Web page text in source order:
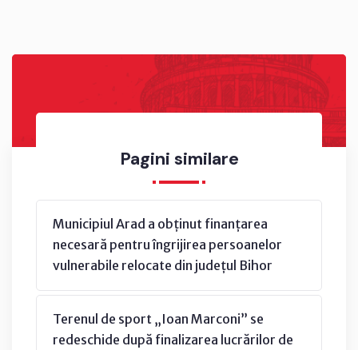
Pagini similare
Municipiul Arad a obținut finanțarea
necesară pentru îngrijirea persoanelor
vulnerabile relocate din județul Bihor
Terenul de sport „Ioan Marconi” se
redeschide după finalizarea lucrărilor de